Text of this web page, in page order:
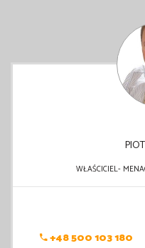
WŁAŚCICIEL-
+48 500 103 180